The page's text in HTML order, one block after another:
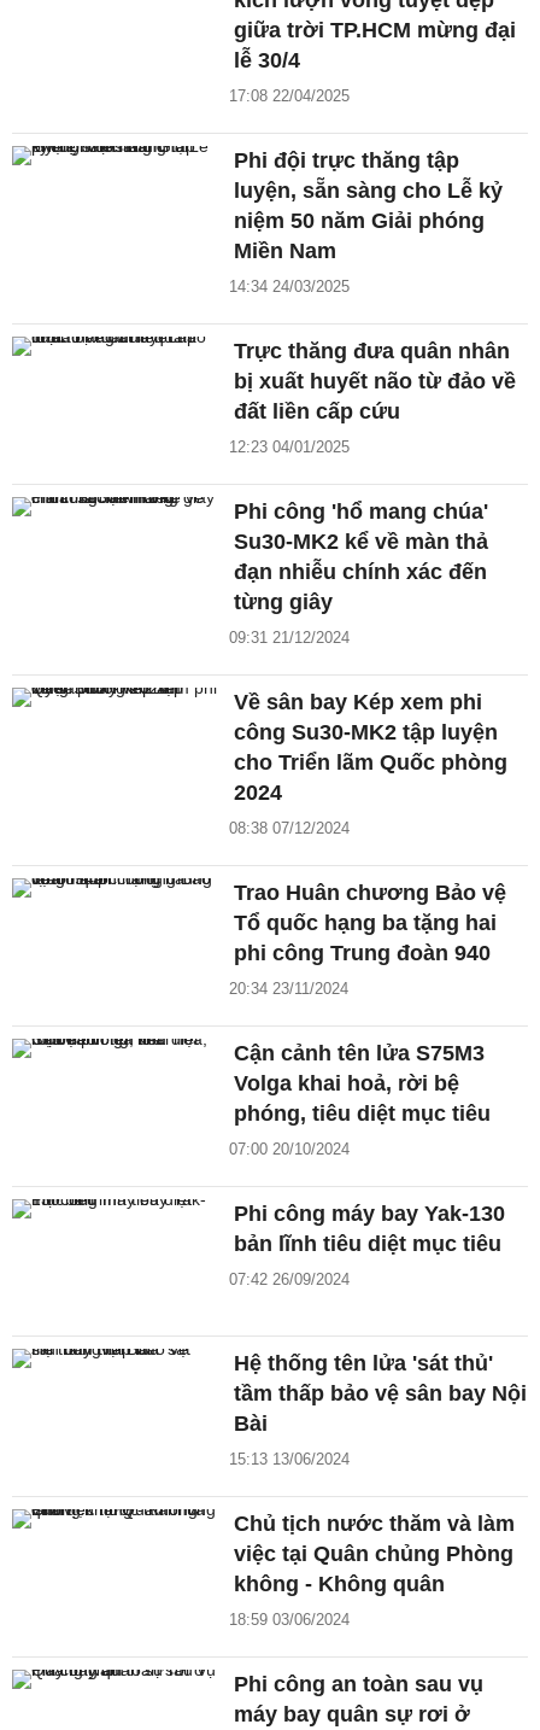
giữa trời TP.HCM mừng đại
lễ 30/4
17:08 22/04/2025
Phi đội trực thăng tập
luyện, sẵn sàng cho Lễ kỷ
niệm 50 năm Giải phóng
Miền Nam
14:34 24/03/2025
Trực thăng đưa quân nhân
bị xuất huyết não từ đảo về
đất liền cấp cứu
12:23 04/01/2025
Phi công 'hổ mang chúa'
Su30-MK2 kể về màn thả
đạn nhiễu chính xác đến
từng giây
09:31 21/12/2024
Về sân bay Kép xem phi
công Su30-MK2 tập luyện
cho Triển lãm Quốc phòng
2024
08:38 07/12/2024
Trao Huân chương Bảo vệ
Tổ quốc hạng ba tặng hai
phi công Trung đoàn 940
20:34 23/11/2024
Cận cảnh tên lửa S75M3
Volga khai hoả, rời bệ
phóng, tiêu diệt mục tiêu
07:00 20/10/2024
Phi công máy bay Yak-130
bản lĩnh tiêu diệt mục tiêu
07:42 26/09/2024
Hệ thống tên lửa 'sát thủ'
tầm thấp bảo vệ sân bay Nội
Bài
15:13 13/06/2024
Chủ tịch nước thăm và làm
việc tại Quân chủng Phòng
không - Không quân
18:59 03/06/2024
Phi công an toàn sau vụ
máy bay quân sự rơi ở